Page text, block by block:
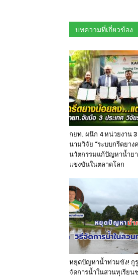
บทความที่เกี่ยวข้อง
กยท. ผนึก 4 หน่วยงาน 3
นามวิจัย “ระบบกรีดยาง
นวัตกรรมแก้ปัญหาน้ำยา
แข่งขันในตลาดโลก
หยุดปัญหาน้ำท่วมขัง! กูรู
จัดการน้ำในสวนทุเรียน